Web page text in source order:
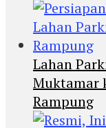
Lahan
Muktamar
Rampung